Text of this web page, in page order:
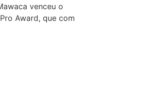
venceu o
Award, que com